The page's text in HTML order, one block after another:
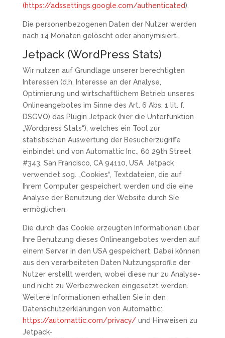
(https://adssettings.google.com/authenticated).
Die personenbezogenen Daten der Nutzer werden
nach 14 Monaten gelöscht oder anonymisiert.
Jetpack (WordPress Stats)
Wir nutzen auf Grundlage unserer berechtigten
Interessen (d.h. Interesse an der Analyse,
Optimierung und wirtschaftlichem Betrieb unseres
Onlineangebotes im Sinne des Art. 6 Abs. 1 lit. f.
DSGVO) das Plugin Jetpack (hier die Unterfunktion
„Wordpress Stats“), welches ein Tool zur
statistischen Auswertung der Besucherzugriffe
einbindet und von Automattic Inc., 60 29th Street
#343, San Francisco, CA 94110, USA. Jetpack
verwendet sog. „Cookies“, Textdateien, die auf
Ihrem Computer gespeichert werden und die eine
Analyse der Benutzung der Website durch Sie
ermöglichen.
Die durch das Cookie erzeugten Informationen über
Ihre Benutzung dieses Onlineangebotes werden auf
einem Server in den USA gespeichert. Dabei können
aus den verarbeiteten Daten Nutzungsprofile der
Nutzer erstellt werden, wobei diese nur zu Analyse-
und nicht zu Werbezwecken eingesetzt werden.
Weitere Informationen erhalten Sie in den
Datenschutzerklärungen von Automattic:
https://automattic.com/privacy/und Hinweisen zu
Jetpack-